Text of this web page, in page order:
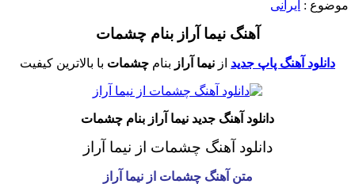
موضوع : ایرانی
آهنگ نیما آراز بنام چشمات
دانلود آهنگ پاپ جدید از نیما آراز بنام چشمات با بالاترین کیفیت
دانلود آهنگ جدید نیما آراز بنام چشمات
دانلود آهنگ چشمات از نیما آراز
متن آهنگ چشمات از نیما آراز